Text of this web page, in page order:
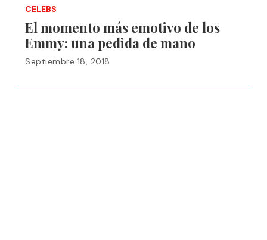
CELEBS
El momento más emotivo de los
Emmy: una pedida de mano
Septiembre 18, 2018